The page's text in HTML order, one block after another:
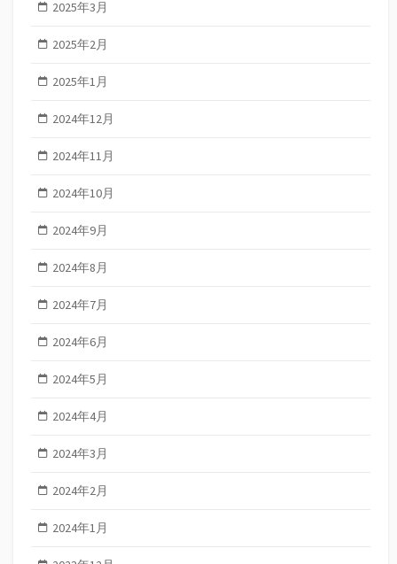
2025年3月
2025年2月
2025年1月
2024年12月
2024年11月
2024年10月
2024年9月
2024年8月
2024年7月
2024年6月
2024年5月
2024年4月
2024年3月
2024年2月
2024年1月